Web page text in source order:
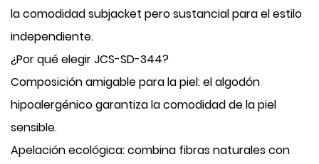
la comodidad subjacket pero sustancial para el estilo
independiente.
¿Por qué elegir JCS-SD-344?
Composición amigable para la piel: el algodón
hipoalergénico garantiza la comodidad de la piel
sensible.
Apelación ecológica: combina fibras naturales con